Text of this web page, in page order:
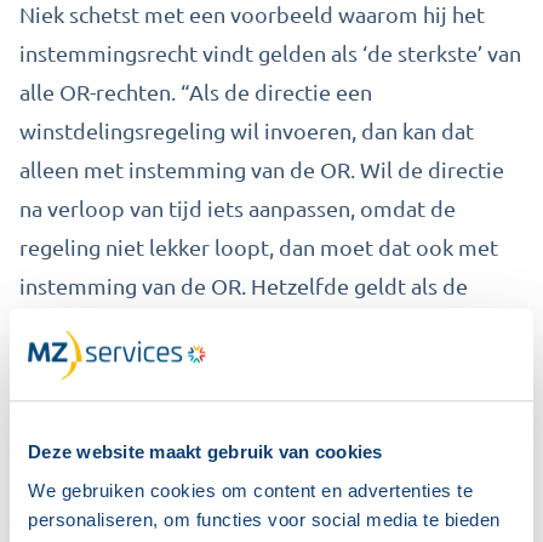
Deze website maakt gebruik van cookies
We gebruiken cookies om content en advertenties te
personaliseren, om functies voor social media te bieden
Niek schetst met een voorbeeld waarom hij het
instemmingsrecht vindt gelden als ‘de sterkste’ van
alle OR-rechten. “Als de directie een
winstdelingsregeling wil invoeren, dan kan dat
alleen met instemming van de OR. Wil de directie
na verloop van tijd iets aanpassen, omdat de
regeling niet lekker loopt, dan moet dat ook met
instemming van de OR. Hetzelfde geldt als de
directie de regeling helemaal wil schrappen.”
Niet zwart-wit
Het instemmingsrecht is volgens Niek veel meer
dan een kwestie van ja of nee. “Ik zie het als de
start van de onderhandelingen. De OR ontvangt het